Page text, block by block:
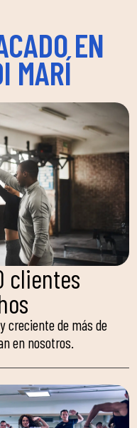
EN
MARÍ
clientes
creciente de más de
en nosotros.